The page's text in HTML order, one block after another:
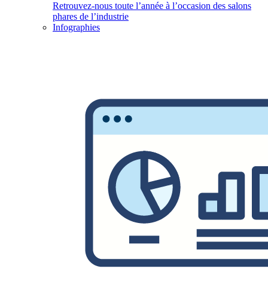
Retrouvez-nous toute l’année à l’occasion des salons
phares de l’industrie
Infographies